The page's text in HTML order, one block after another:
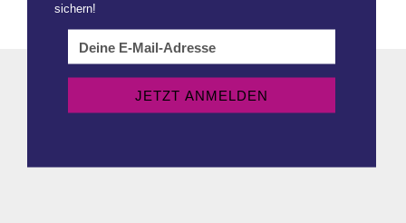
sichern!